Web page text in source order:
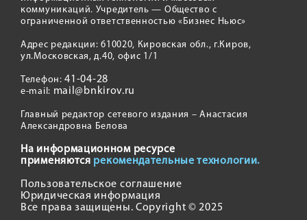
коммуникаций. Учредитель — Общество с
ограниченной ответственностью «Бизнес Ньюс»
Адрес редакции: 610020, Кировская обл., г.Киров,
ул.Московская, д.40, офис 1/1
Телефон:41-04-28
e-mail: mail@bnkirov.ru
Главный редактор сетевого издания – Анастасия
Александровна Белова
На информационном ресурсе
применяются рекомендательные технологии.
Пользовательское соглашение
Юридическая информация
Все права защищены. Copyright © 2025